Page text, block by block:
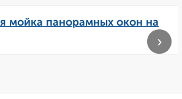
мойка панорамных окон на
›